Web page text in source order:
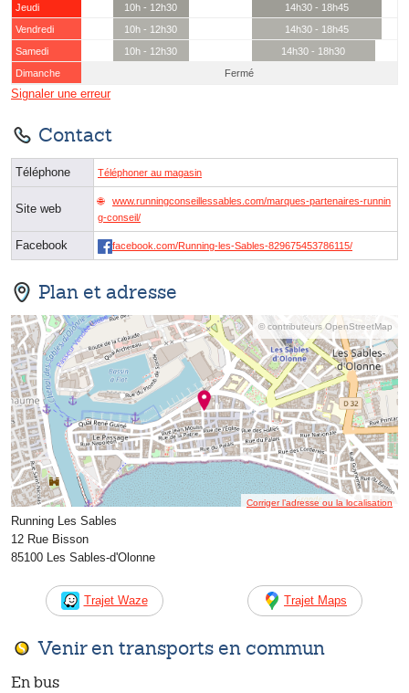
Jeudi
10h - 12h30
14h30 - 18h45
Vendredi
10h - 12h30
14h30 - 18h45
Samedi
10h - 12h30
14h30 - 18h30
Dimanche
Fermé
Signaler une erreur
Contact
Téléphone Téléphoner au magasin
Site web
www.runningconseillessables.com/marques-partenaires-runnin
g-conseil/
Facebook facebook.com/Running-les-Sables-829675453786115/
Plan et adresse
© contributeurs OpenStreetMap
Corriger l’adresse ou la localisation
Running Les Sables
12 Rue Bisson
85100 Les Sables-d'Olonne
Trajet Waze Trajet Maps
Venir en transports en commun
En bus